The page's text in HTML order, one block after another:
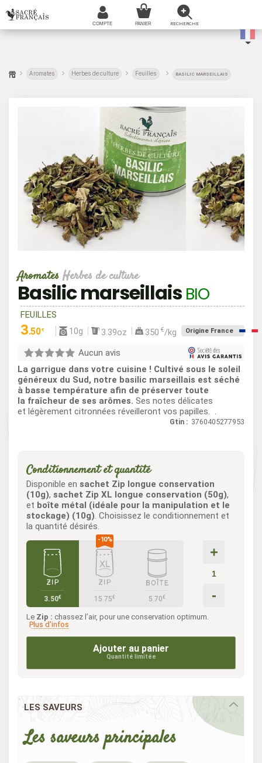
Aromates Herbes de culture Feuilles BASILIC MARSEILLAIS
Aromates Herbes de culture
Basilic marseillais BIO
FEUILLES
3.50 € 10g 3.39oz 350 €/kg Origine France
Aucun avis
La garrigue dans votre cuisine ! Cultivé sous le soleil
généreux du Sud, notre basilic marseillais est séché
à basse température afin de préserver toute
la fraîcheur de ses arômes. Ses notes délicates
et légèrement citronnées réveilleront vos papilles. .
Gtin : 3760405277953
Conditionnement et quantité
Disponible en sachet Zip longue conservation
(10g), sachet Zip XL longue conservation (50g),
et boîte métal (idéale pour la manipulation et le
stockage) (10g). Choisissez le conditionnement et
la quantité désirés.
3.50€
Le Zip : chassez l’air, pour une conservation optimum.
Plus d'infos
15.75€ 5.70€
+
-
Ajouter au panier
Quantité limitée
LES SAVEURS
Les saveurs principales